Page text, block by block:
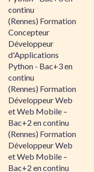
continu
(Rennes) Formation
Concepteur
Développeur
d'Applications
Python - Bac+3 en
continu
(Rennes) Formation
Développeur Web
et Web Mobile –
Bac+2 en continu
(Rennes) Formation
Développeur Web
et Web Mobile –
Bac+2 en continu